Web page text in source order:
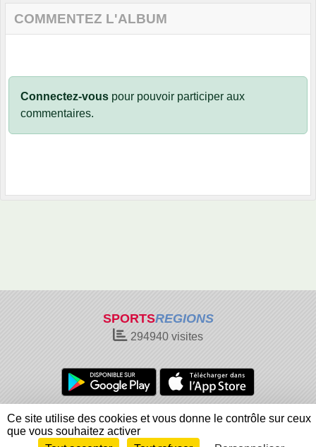
COMMENTEZ L'ALBUM
Connectez-vous pour pouvoir participer aux
commentaires.
SPORTSREGIONS
294940 visites
Charte cookies
Gestion des cookies
Informations légales
Signaler un contenu inapproprié
Ce site utilise des cookies et vous donne le contrôle sur ceux
que vous souhaitez activer